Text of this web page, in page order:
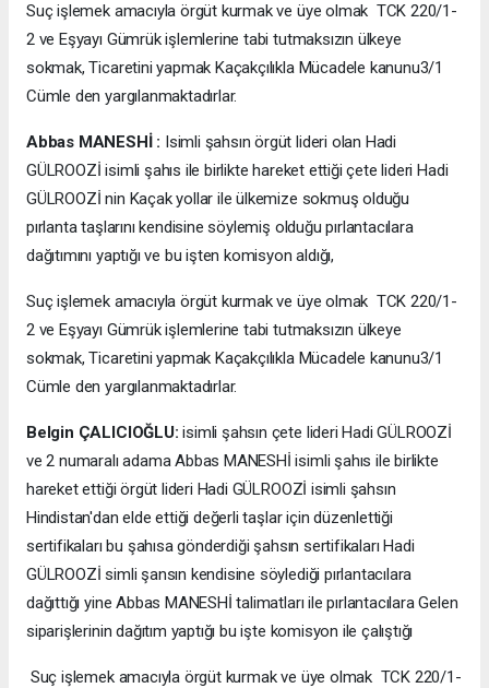
Suç işlemek amacıyla örgüt kurmak ve üye olmak TCK 220/1-
2 ve Eşyayı Gümrük işlemlerine tabi tutmaksızın ülkeye
sokmak, Ticaretini yapmak Kaçakçılıkla Mücadele kanunu3/1
Cümle den yargılanmaktadırlar.
Abbas MANESHİ : Isimli şahsın örgüt lideri olan Hadi
GÜLROOZİ isimli şahıs ile birlikte hareket ettiği çete lideri Hadi
GÜLROOZİ nin Kaçak yollar ile ülkemize sokmuş olduğu
pırlanta taşlarını kendisine söylemiş olduğu pırlantacılara
dağıtımını yaptığı ve bu işten komisyon aldığı,
Suç işlemek amacıyla örgüt kurmak ve üye olmak TCK 220/1-
2 ve Eşyayı Gümrük işlemlerine tabi tutmaksızın ülkeye
sokmak, Ticaretini yapmak Kaçakçılıkla Mücadele kanunu3/1
Cümle den yargılanmaktadırlar.
Belgin ÇALICIOĞLU: isimli şahsın çete lideri Hadi GÜLROOZİ
ve 2 numaralı adama Abbas MANESHİ isimli şahıs ile birlikte
hareket ettiği örgüt lideri Hadi GÜLROOZİ isimli şahsın
Hindistan'dan elde ettiği değerli taşlar için düzenlettiği
sertifikaları bu şahısa gönderdiği şahsın sertifikaları Hadi
GÜLROOZİ simli şansın kendisine söylediği pırlantacılara
dağıttığı yine Abbas MANESHİ talimatları ile pırlantacılara Gelen
siparişlerinin dağıtım yaptığı bu işte komisyon ile çalıştığı
Suç işlemek amacıyla örgüt kurmak ve üye olmak TCK 220/1-